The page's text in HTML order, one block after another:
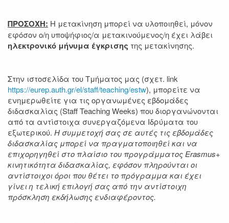
ΠΡΟΣΟΧΗ: Η μετακίνηση μπορεί να υλοποιηθεί, μόνον
εφόσον ο/η υποψήφιος/α μετακινούμενος/η έχει λάβει
ηλεκτρονικό μήνυμα έγκρισης της μετακίνησης.
Στην ιστοσελίδα του Τμήματος μας (σχετ. link
https://eurep.auth.gr/el/staff/teaching/estw), μπορείτε να
ενημερωθείτε για τις οργανωμένες εβδομάδες
διδασκαλίας (Staff Teaching Weeks) που διοργανώνονται
από τα αντίστοιχα συνεργαζόμενα Ιδρύματα του
εξωτερικού. Η συμμετοχή σας σε αυτές τις εβδομάδες
διδασκαλίας μπορεί να πραγματοποιηθεί και να
επιχορηγηθεί στο πλαίσιο του προγράμματος Erasmus+
κινητικότητα διδασκαλίας, εφόσον πληρούνται οι
αντίστοιχοι όροι που θέτει το πρόγραμμα και έχει
γίνει η τελική επιλογή σας από την αντίστοιχη
πρόσκληση εκδήλωσης ενδιαφέροντος.